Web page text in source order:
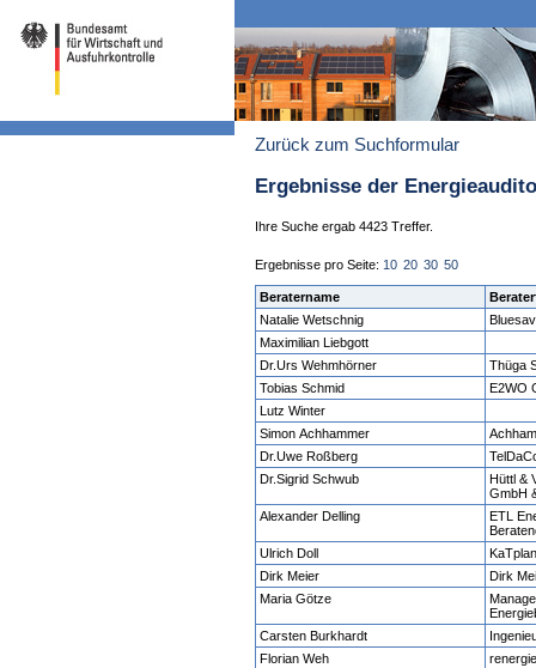
Zurück zum Suchformular
Ergebnisse der
Ihre Suche ergab 4423 Treffer.
Ergebnisse pro Seite: 10 20 30 50
Beratername
Natalie Wetschnig
Maximilian Liebgott
Dr.Urs Wehmhörner
Thüga
Tobias Schmid
E2WO
Lutz Winter
Simon Achhammer
Dr.Uwe Roßberg
Dr.Sigrid Schwub
Hüttl &
GmbH
Alexander Delling
ETL
Ulrich Doll
Dirk Meier
Dirk
Maria Götze
Carsten Burkhardt
Florian Weh